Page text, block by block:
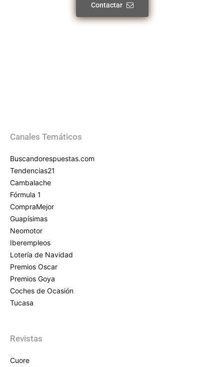
Contactar
Canales Temáticos
Buscandorespuestas.com
Tendencias21
Cambalache
Fórmula 1
CompraMejor
Guapísimas
Neomotor
Iberempleos
Lotería de Navidad
Premios Oscar
Premios Goya
Coches de Ocasión
Tucasa
Revistas
Cuore